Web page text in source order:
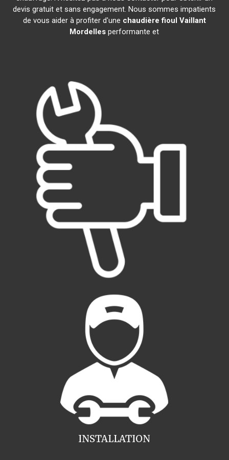
devis gratuit et sans engagement. Nous sommes impatients
de vous aider à profiter d'une chaudière fioul Vaillant
Mordelles performante et
INSTALLATION